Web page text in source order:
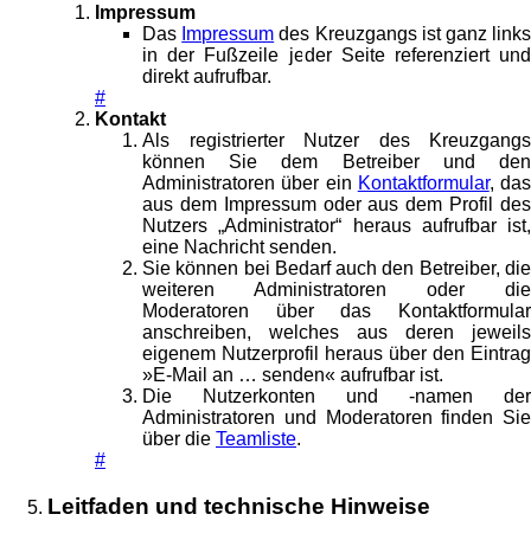
Impressum
Das Impressum des Kreuzgangs ist ganz links
in der Fußzeile jeder Seite referenziert und
direkt aufrufbar.
#
Kontakt
Als registrierter Nutzer des Kreuzgangs
können Sie dem Betreiber und den
Administratoren über ein Kontaktformular, das
aus dem Impressum oder aus dem Profil des
Nutzers „Administrator“ heraus aufrufbar ist,
eine Nachricht senden.
Sie können bei Bedarf auch den Betreiber, die
weiteren Administratoren oder die
Moderatoren über das Kontaktformular
anschreiben, welches aus deren jeweils
eigenem Nutzerprofil heraus über den Eintrag
»E-Mail an … senden« aufrufbar ist.
Die Nutzerkonten und -namen der
Administratoren und Moderatoren finden Sie
über die Teamliste.
#
Leitfaden und technische Hinweise